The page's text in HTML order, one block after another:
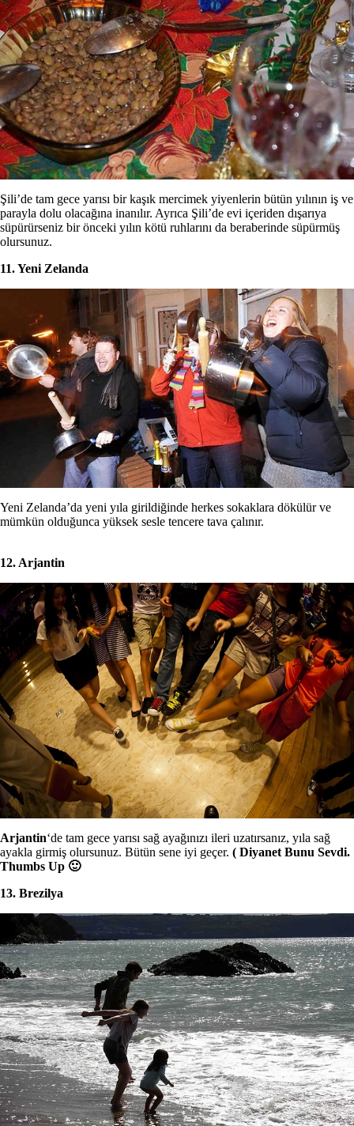
Şili’de tam gece yarısı bir kaşık mercimek yiyenlerin bütün yılının iş ve
parayla dolu olacağına inanılır. Ayrıca Şili’de evi içeriden dışarıya
süpürürseniz bir önceki yılın kötü ruhlarını da beraberinde süpürmüş
olursunuz.
11. Yeni Zelanda
Yeni Zelanda’da yeni yıla girildiğinde herkes sokaklara dökülür ve
mümkün olduğunca yüksek sesle tencere tava çalınır.
12. Arjantin
Arjantin‘de tam gece yarısı sağ ayağınızı ileri uzatırsanız, yıla sağ
ayakla girmiş olursunuz. Bütün sene iyi geçer. ( Diyanet Bunu Sevdi.
Thumbs Up 🙂
13. Brezilya